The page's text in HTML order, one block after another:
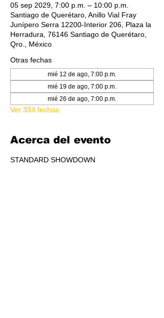
05 sep 2029, 7:00 p.m. – 10:00 p.m.
Santiago de Querétaro, Anillo Vial Fray
Junípero Serra 12200-Interior 206, Plaza la
Herradura, 76146 Santiago de Querétaro,
Qro., México
Otras fechas
mié 12 de ago, 7:00 p.m.
mié 19 de ago, 7:00 p.m.
mié 26 de ago, 7:00 p.m.
Ver 334 fechas
Acerca del evento
STANDARD SHOWDOWN